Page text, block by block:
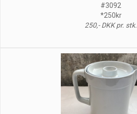
#3092
*250kr
250,- DKK pr. stk.